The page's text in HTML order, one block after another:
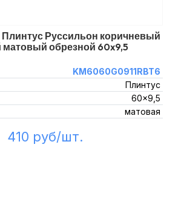
Плинтус Руссильон коричневый
обрезной 60x9,5
KM6060G0911RBT6
Плинтус
60x9,5
матовая
410 руб/шт.